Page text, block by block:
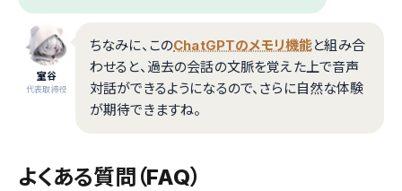
室谷
代表取締役
ちなみに、このChatGPTのメモリ機能と組み合
わせると、過去の会話の文脈を覚えた上で音声
対話ができるようになるので、さらに自然な体験
が期待できますね。
よくある質問（FAQ）